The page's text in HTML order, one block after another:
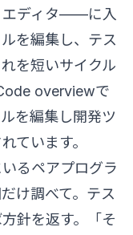
エディタ——に入
を編集し、テス
を短いサイクル
overviewで
を編集し開発ツ
ています。
るペアプログラ
け調べて。テス
針を返す。「そ